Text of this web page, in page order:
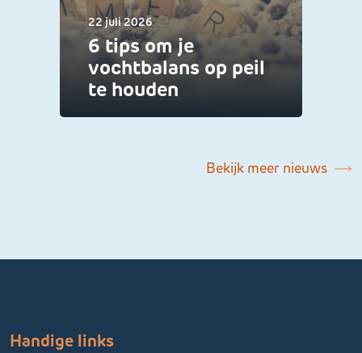
22 juli 2026
6 tips om je
vochtbalans op peil
te houden
Bekijk meer nieuws
Handige links